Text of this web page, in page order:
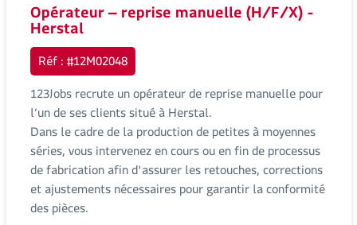
Opérateur – reprise manuelle (H/F/X) -
Herstal
Réf : #12M02048
123Jobs recrute un opérateur de reprise manuelle pour
l’un de ses clients situé à Herstal.
Dans le cadre de la production de petites à moyennes
séries, vous intervenez en cours ou en fin de processus
de fabrication afin d'assurer les retouches, corrections
et ajustements nécessaires pour garantir la conformité
des pièces.